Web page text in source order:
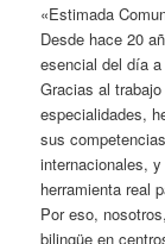
«Estimada
Desde hace 20
esencial del día
Gracias al
especialidades,
sus
internacionales,
herramienta real
Por eso,
bilingüe en